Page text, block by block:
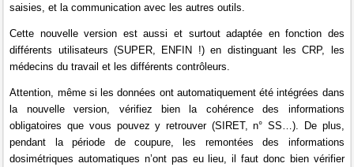
saisies, et la communication avec les autres outils.
Cette nouvelle version est aussi et surtout adaptée en fonction des
différents utilisateurs (SUPER, ENFIN !) en distinguant les CRP, les
médecins du travail et les différents contrôleurs.
Attention, même si les données ont automatiquement été intégrées dans
la nouvelle version, vérifiez bien la cohérence des informations
obligatoires que vous pouvez y retrouver (SIRET, n° SS…). De plus,
pendant la période de coupure, les remontées des informations
dosimétriques automatiques n’ont pas eu lieu, il faut donc bien vérifier